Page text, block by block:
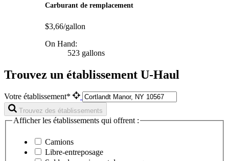
Carburant de remplacement
$3,66/gallon
On Hand:
523 gallons
Trouvez un établissement U-Haul
Votre établissement*
Trouvez des établissements
Afficher les établissements qui offrent :
Camions
Libre-entreposage